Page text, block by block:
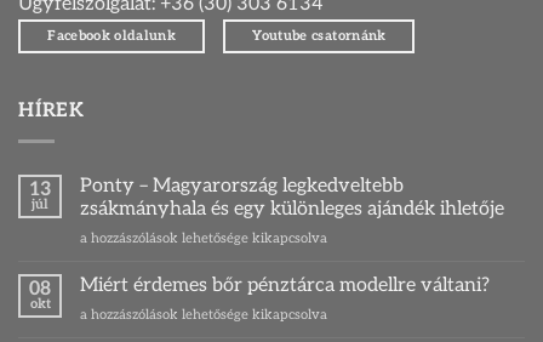
Facebook oldalunk Youtube csatornánk
HÍREK
13
júl
Ponty – Magyarország legkedveltebb
zsákmányhala és egy különleges ajándék ihletője
Ponty
Magyarország
zsákmányhala
a hozzászólások lehetősége kikapcsolva
08
okt
Miért érdemes bőr pénztárca modellre váltani?
Miért
a hozzászólások lehetősége kikapcsolva